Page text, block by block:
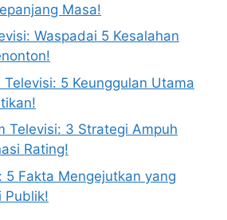
Masa!
Waspadai 5 Kesalahan
5 Keunggulan Utama
Televisi: 3 Strategi Ampuh
Rating!
5 Fakta Mengejutkan yang
Publik!